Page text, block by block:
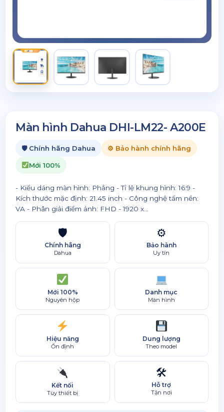
Màn hình Dahua DHI-LM22- A200E
🛡 Chính hãng Dahua ⚙ Bảo hành chính hãng
Mới 100%
- Kiểu dáng màn hình: Phẳng - Tỉ lệ khung hình: 16:9 -
Kích thước mặc định: 21.45 inch - Công nghệ tấm nền:
VA - Phân giải điểm ảnh: FHD - 1920 x...
🛡
Chính hãng
Dahua
⚙
Bảo hành
Uy tín
Mới 100%
Nguyên hộp
Danh mục
Màn hình
Hiệu năng
Ổn định
Dung lượng
Theo model
Kết nối
Tùy thiết bị
🛠
Hỗ trợ
Tận nơi